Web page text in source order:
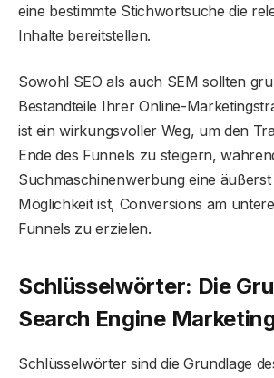
eine bestimmte Stichwortsuche die
Inhalte bereitstellen.
Sowohl SEO als auch SEM sollten
Bestandteile Ihrer Online-
ist ein wirkungsvoller Weg, um den
Ende des Funnels zu steigern,
Suchmaschinenwerbung eine
Möglichkeit ist, Conversions am
Funnels zu erzielen.
Schlüsselwörter: Die
Search Engine
Schlüsselwörter sind die Grundlage